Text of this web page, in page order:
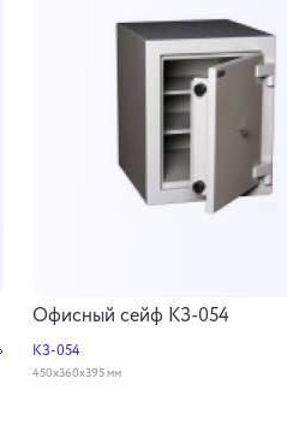
Офисный сейф КЗ-054
КЗ-054
450х360х395 мм